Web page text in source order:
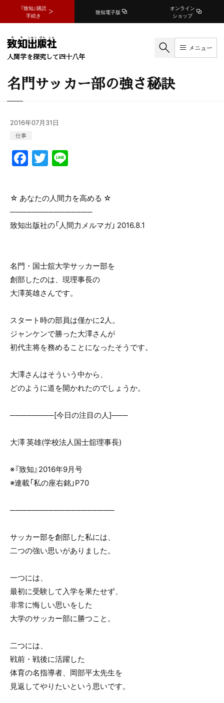
『致知』購読
手続き
致知電子版
オンライン
ショップ
人間学を探究して四十八年
メニュー
名門サッカー部の強さ秘訣
2016年07月31日
仕事
F
a
c
e
b
k
T
w
itt
er
e
☆ あなたの人間力を高める ☆
───────────────
致知出版社の「人間力メルマガ」 2016.8.1
名門・国士舘大学サッカー部を
創部したのは、現理事長の
大澤英雄さんです。
スタート時の部員は僅かに2人。
ジャンケンで勝った大澤さんが
初代主将を務めることになったそうです。
大澤さんはそういう中から、
どのように道を開かれたのでしょうか。
────────[今日の注目の人]───
大澤 英雄(学校法人国士舘理事長)
※『致知』2016年9月号
※連載「私の座右銘」P70
───────────────────
サッカー部を創部した私には、
二つの強い思いがありました。
一つには、
最初に受験して入学を果たせず、
非常に悔しい思いをした
大学のサッカー部に勝つこと。
二つには、
戦前・戦後に活躍した
体育の名指導者、岡部平太先生を
見返してやりたいという思いです。